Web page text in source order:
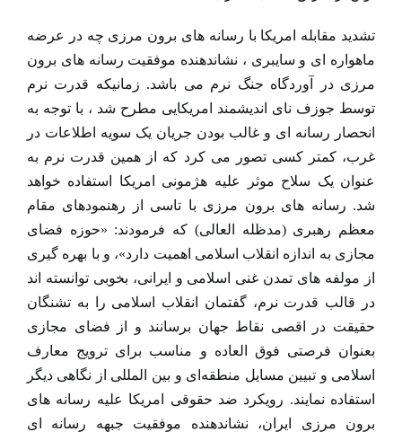
تشدید مقابله امریکا با رسانه های برون مرزی چه در عرضه
ماهواره ای و سایبری ، نشاندهنده موفقیت رسانه های برون
مرزی در آوردگاه جنگ نرم می باشد. زمانیکه قدرت نرم
توسط جوزف نای اندیشمند امریکایی مطرح شد ، با توجه به
انحصار رسانه ای و غالب بودن جریان یک سویه اطلاعات در
غرب، کمتر کسی تصور می کرد که از همین قدرت نرم به
عنوان یک سلاح موثر علیه هژمونی امریکا استفاده خواهد
شد. رسانه های برون مرزی با تاسی از رهنمودهای مقام
معظم رهبری (مدظله العالی) که فرمودند: «حوزه فضای
مجازی به اندازه انقلاب اسلامی اهمیت دارد»، و با بهره گیری
از مولفه های تمدن غنی اسلامی و ایرانی، بخوبی توانسته اند
در قالب قدرت نرم، گفتمان انقلاب اسلامی را به تشنگان
حقیقت در اقصی نقاط جهان برسانند و از فضای مجازی
بعنوان فرصتی فوق العاده و مناسب برای ترویج معارف
اسلامی و تبیین مسایل منطقه‌ای و بین المللی از نگاهی دیگر
استفاده نمایند. رویکرد ضد حقوقی امریکا علیه رسانه های
برون مرزی ایران، نشاندهنده موفقیت جبهه رسانه ای